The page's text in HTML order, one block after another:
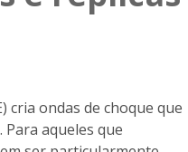
cria ondas de choque que
aqueles que